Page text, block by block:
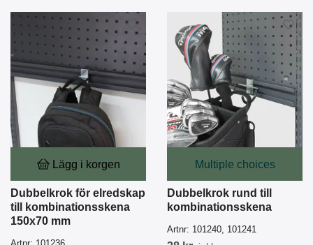
Lägg i korgen
Dubbelkrok för elredskap
till kombinationsskena
150x70 mm
Multiple choices
Dubbelkrok rund till
kombinationsskena
Artnr: 101240, 101241